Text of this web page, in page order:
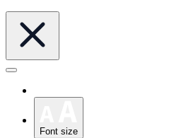
Font size